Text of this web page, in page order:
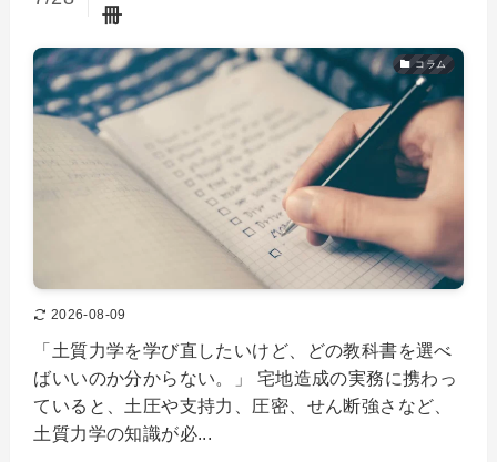
冊
コラム
2026-08-09
「土質力学を学び直したいけど、どの教科書を選べ
ばいいのか分からない。」 宅地造成の実務に携わっ
ていると、土圧や支持力、圧密、せん断強さなど、
土質力学の知識が必...